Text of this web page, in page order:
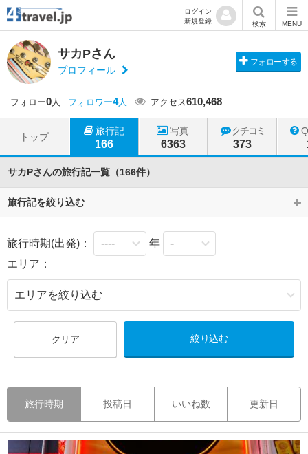
ログイン
新規登録
検索 MENU
サカPさん
プロフィール
フォローする
フォロー0人 フォロワー4人 アクセス610,468
トップ
旅行記
166
写真
6363
クチコミ
373
サカPさんの旅行記一覧（166件）
旅行記を絞り込む
旅行時期(出発)：
年
エリア：
クリア
旅行時期 投稿日 いいね数 更新日